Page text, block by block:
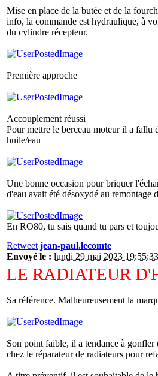
Mise en place de la butée et de la
info, la commande est hydraulique, à
du cylindre récepteur.
Première approche
Accouplement réussi
Pour mettre le berceau moteur il a fallu
huile/eau
Une bonne occasion pour briquer
d'eau avait été désoxydé au remontage
En RO80, tu sais quand tu pars et
Retweet jean-paul.lecomte
Envoyé le : lundi 29 mai 2023
LE RADIATEUR
Sa référence. Malheureusement la
Son point faible, il a tendance à gonfler
chez le réparateur de radiateurs pour